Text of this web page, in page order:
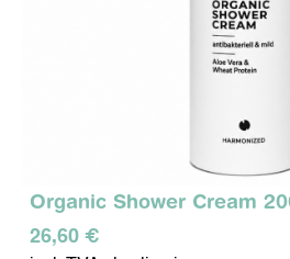
Organic Shower Cream
26,60 €